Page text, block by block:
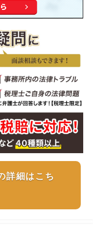
詳細はこち